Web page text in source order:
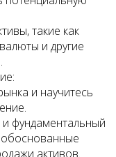
такие как
и другие
и научитесь
и фундаментальный
активов.